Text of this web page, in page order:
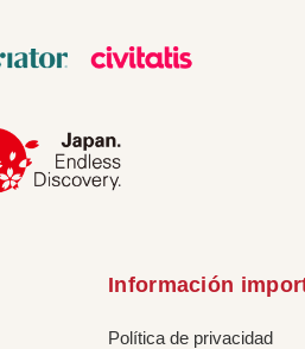
Información
Política de privacidad